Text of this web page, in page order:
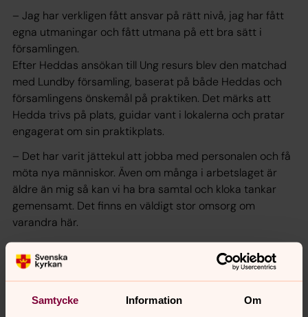
Samtycke Information Om
– Jag har verkligen fått ansvar på rätt nivå, jag har fått
egna utmaningar och fått utmana på ett bra sätt i
församlingen.
Efter Heddas ansökan till Ung resurs blev den matchad
med Lundby församling, baserat på både Heddas och
församlingens önskemål på praktiken. Det märks att
Hedda trivs på plats, guidar vant i lokalerna och pratar
engagerat om sin praktikplats.
– Det har varit jättekul att jobba med personalen och få
möta nya människor. Även om många i arbetslaget är
äldre än mig så kan vi ha bra samtal och kloka tankar
gemensamt. Det finns en väldigt stor omsorg om
varandra här.
Det Hedda gillar allra mestmed praktiken är de sociala
kontakterna. Man märker att den knutit många band,
både till praktikanter i andra församlingar, som den
träffar under Ung resurs kursdagar, och till många olika